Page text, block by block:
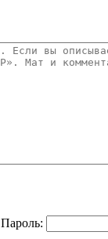
Пароль: